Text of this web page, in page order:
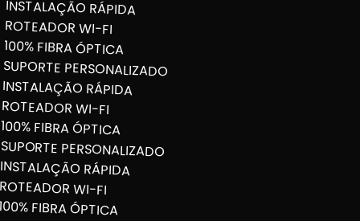
INSTALAÇÃO RÁPIDA
ROTEADOR WI-FI
100% FIBRA ÓPTICA
SUPORTE PERSONALIZADO
INSTALAÇÃO RÁPIDA
ROTEADOR WI-FI
100% FIBRA ÓPTICA
SUPORTE PERSONALIZADO
INSTALAÇÃO RÁPIDA
WI-FI
FIBRA ÓPTICA